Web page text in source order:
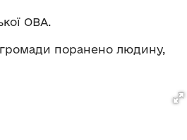
ОВА.
громади поранено людину,